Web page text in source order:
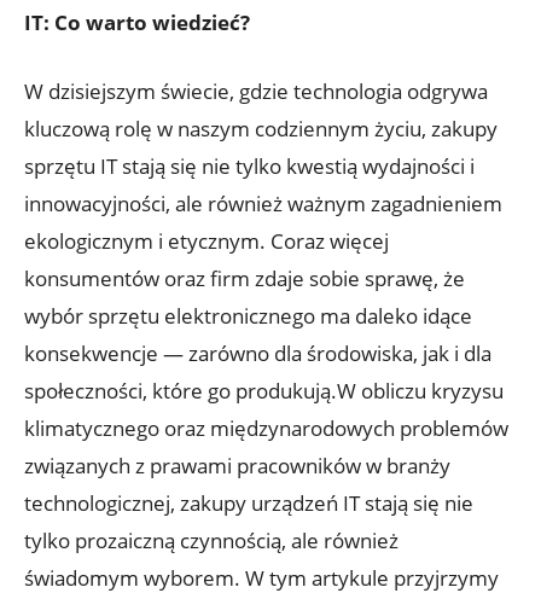
IT: Co warto wiedzieć?
W dzisiejszym świecie, gdzie technologia odgrywa
kluczową rolę w naszym codziennym życiu, zakupy
sprzętu IT stają się nie tylko kwestią wydajności i
innowacyjności, ale również ważnym zagadnieniem
ekologicznym i etycznym. Coraz więcej
konsumentów oraz firm zdaje sobie sprawę, że
wybór sprzętu elektronicznego ma daleko idące
konsekwencje — zarówno dla środowiska, jak i dla
społeczności, które go produkują.W obliczu kryzysu
klimatycznego oraz międzynarodowych problemów
związanych z prawami pracowników w branży
technologicznej, zakupy urządzeń IT stają się nie
tylko prozaiczną czynnością, ale również
świadomym wyborem. W tym artykule przyjrzymy